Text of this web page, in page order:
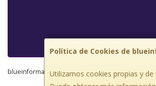
Política de Cookies de
Utilizamos cookies propias y
blueinformatica.com © 2026